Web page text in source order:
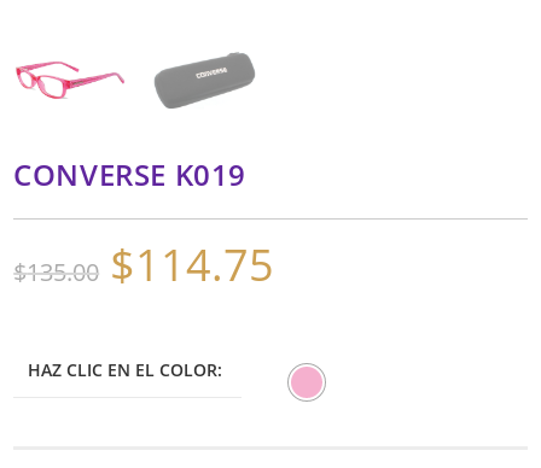
CONVERSE K019
$135.00
El
precio
original
$114.75
HAZ CLIC EN EL COLOR: